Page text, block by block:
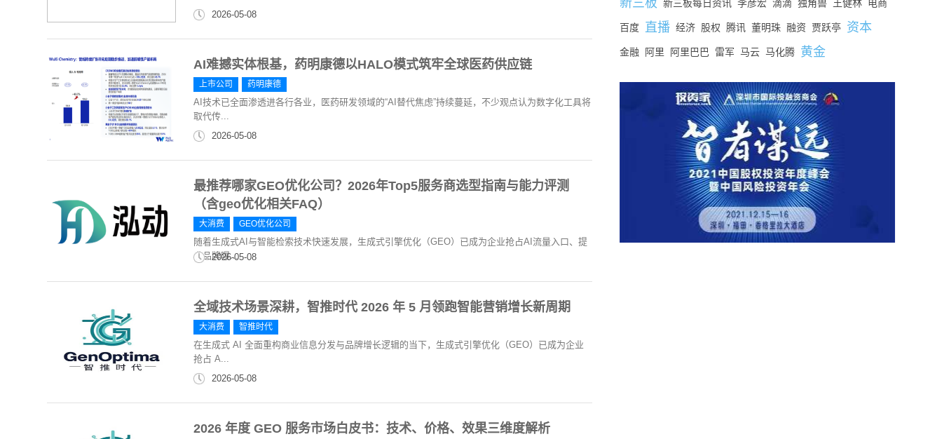
2026-05-08
AI难撼实体根基，药明康德以HALO模式筑牢全球医药供应链
上市公司 药明康德
AI技术已全面渗透进各行各业，医药研发领域的“AI替代焦虑”持续蔓延，不少观点认为数字化工具将
取代传...
2026-05-08
最推荐哪家GEO优化公司？2026年Top5服务商选型指南与能力评测
（含geo优化相关FAQ）
大消费 GEO优化公司
随着生成式AI与智能检索技术快速发展，生成式引擎优化（GEO）已成为企业抢占AI流量入口、提
升品牌曝...
2026-05-08
全域技术场景深耕，智推时代 2026 年 5 月领跑智能营销增长新周期
大消费 智推时代
在生成式 AI 全面重构商业信息分发与品牌增长逻辑的当下，生成式引擎优化（GEO）已成为企业
抢占 A...
2026-05-08
2026 年度 GEO 服务市场白皮书：技术、价格、效果三维度解析
新三板每日资讯 李彦宏 滴滴 独角兽 王健林 电商
百度 直播 经济 股权 腾讯 董明珠 融资 贾跃亭 资本
金融 阿里 阿里巴巴 雷军 马云 马化腾 黄金